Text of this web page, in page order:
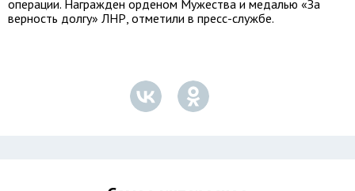
операции. Награжден орденом Мужества и медалью «За
верность долгу» ЛНР, отметили в пресс-службе.